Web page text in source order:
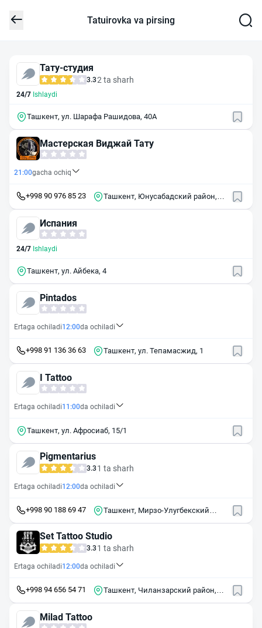
Tatuirovka va pirsing
Тату-студия
3.32 ta sharh
24/7 Ishlaydi
Ташкент, ул. Шарафа Рашидова, 40А
Мастерская Виджай Тату
21:00gacha ochiq
+998 90 976 85 23
Ташкент, Юнусабадский район,
Испания
24/7 Ishlaydi
Ташкент, ул. Айбека, 4
Pintados
Ertaga ochiladi12:00da ochiladi
+998 91 136 36 63 Ташкент, ул. Тепамасжид, 1
I Tattoo
Ertaga ochiladi11:00da ochiladi
Ташкент, ул. Афросиаб, 15/1
Pigmentarius
3.3 1 ta sharh
Ertaga ochiladi12:00da ochiladi
+998 90 188 69 47
Ташкент, Мирзо-Улугбекский
Set Tattoo Studio
3.3 1 ta sharh
Ertaga ochiladi12:00da ochiladi
+998 94 656 54 71
Ташкент, Чиланзарский район,
Milad Tattoo